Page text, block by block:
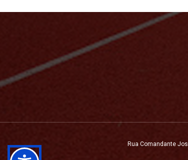
Rua Comandante